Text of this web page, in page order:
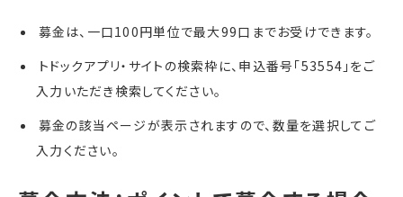
募金は、一口100円単位で最大99口までお受けできます。
トドックアプリ・サイトの検索枠に、申込番号「53554」をご
入力いただき検索してください。
募金の該当ページが表示されますので、数量を選択してご
入力ください。